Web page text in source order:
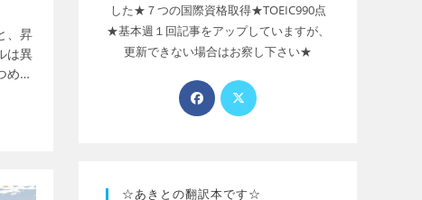
、昇
は異
める
した★７つの国際資格取得★TOEIC990点
★基本週１回記事をアップしていますが、
更新できない場合はお察し下さい★
☆あきとの翻訳本です☆